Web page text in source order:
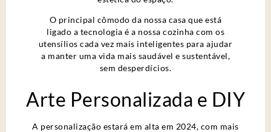
O principal cômodo da nossa casa que está
ligado a tecnologia é a nossa cozinha com os
utensílios cada vez mais inteligentes para ajudar
a manter uma vida mais saudável e sustentável,
sem desperdícios.
Arte Personalizada e DIY
A personalização estará em alta em 2024, com mais